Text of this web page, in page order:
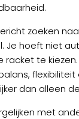
zoeken
Je hoeft niet
racket te
flexibiliteit
dan alleen
met